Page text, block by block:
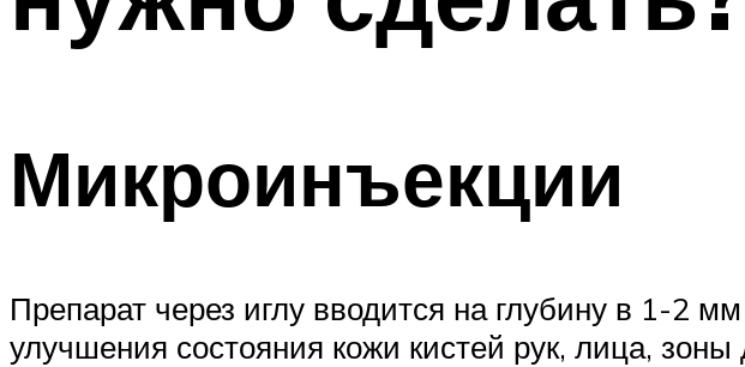
Микроинъекции
Препарат через иглу вводится на глубину в 1-2
улучшения состояния кожи кистей рук, лица,